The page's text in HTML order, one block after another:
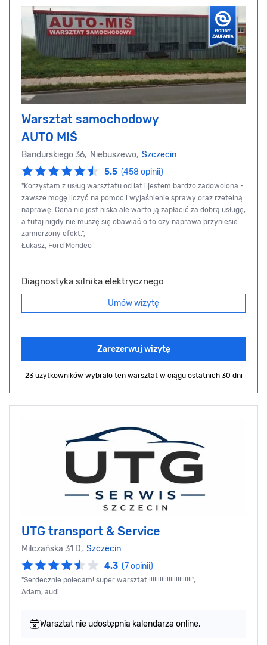
Warsztat samochodowy
AUTO MIŚ
Bandurskiego 36, Niebuszewo, Szczecin
5.5 (458 opinii)
"Korzystam z usług warsztatu od lat i jestem bardzo zadowolona -
zawsze mogę liczyć na pomoc i wyjaśnienie sprawy oraz rzetelną
naprawę. Cena nie jest niska ale warto ją zapłacić za dobrą usługę,
a tutaj nigdy nie muszę się obawiać o to czy naprawa przyniesie
zamierzony efekt.",
Łukasz, Ford Mondeo
Diagnostyka silnika elektrycznego
Umów wizytę
Zarezerwuj wizytę
23 użytkowników wybrało ten warsztat w ciągu ostatnich 30 dni
UTG transport & Service
Milczańska 31 D, Szczecin
4.3 (7 opinii)
"Serdecznie polecam! super warsztat !!!!!!!!!!!!!!!!!!!!!!!!",
Adam, audi
Warsztat nie udostępnia kalendarza online.